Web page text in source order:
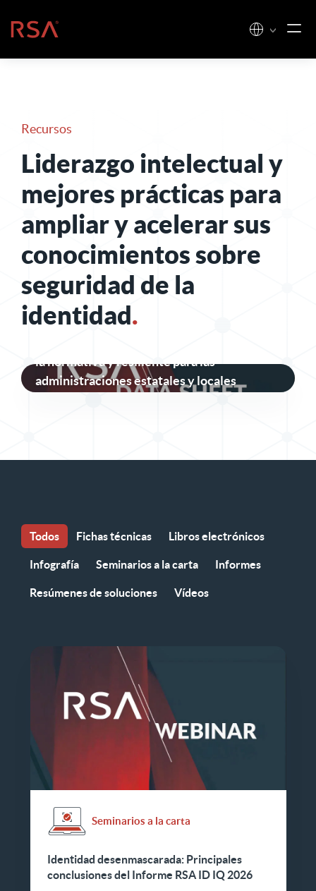
Inicio
Recursos
Liderazgo intelectual y
mejores prácticas para
ampliar y acelerar sus
conocimientos sobre
seguridad de la
identidad.
la normativa y resiliente para las
administraciones estatales y locales
Todos Fichas técnicas Libros electrónicos
Infografía Seminarios a la carta Informes
Resúmenes de soluciones Vídeos
Seminarios a la carta
Identidad desenmascarada: Principales
conclusiones del Informe RSA ID IQ 2026